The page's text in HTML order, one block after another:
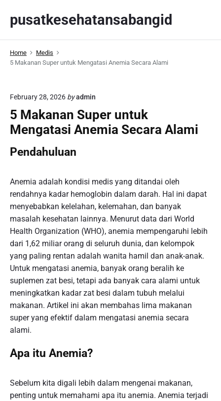
p
pusatkesehatansabangid
Home
Medis
5 Makanan Super untuk Mengatasi Anemia Secara Alami
February 28, 2026 byadmin
5 Makanan Super untuk
Mengatasi Anemia Secara Alami
Pendahuluan
Anemia adalah kondisi medis yang ditandai oleh
rendahnya kadar hemoglobin dalam darah. Hal ini dapat
menyebabkan kelelahan, kelemahan, dan banyak
masalah kesehatan lainnya. Menurut data dari World
Health Organization (WHO), anemia mempengaruhi lebih
dari 1,62 miliar orang di seluruh dunia, dan kelompok
yang paling rentan adalah wanita hamil dan anak-anak.
Untuk mengatasi anemia, banyak orang beralih ke
suplemen zat besi, tetapi ada banyak cara alami untuk
meningkatkan kadar zat besi dalam tubuh melalui
makanan. Artikel ini akan membahas lima makanan
super yang efektif dalam mengatasi anemia secara
alami.
Apa itu Anemia?
Sebelum kita digali lebih dalam mengenai makanan,
penting untuk memahami apa itu anemia. Anemia terjadi